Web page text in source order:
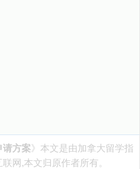
请方案》本文是由加拿大留学指
网,本文归原作者所有。